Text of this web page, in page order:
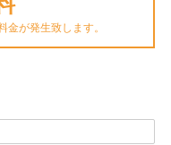
金が発生致します。